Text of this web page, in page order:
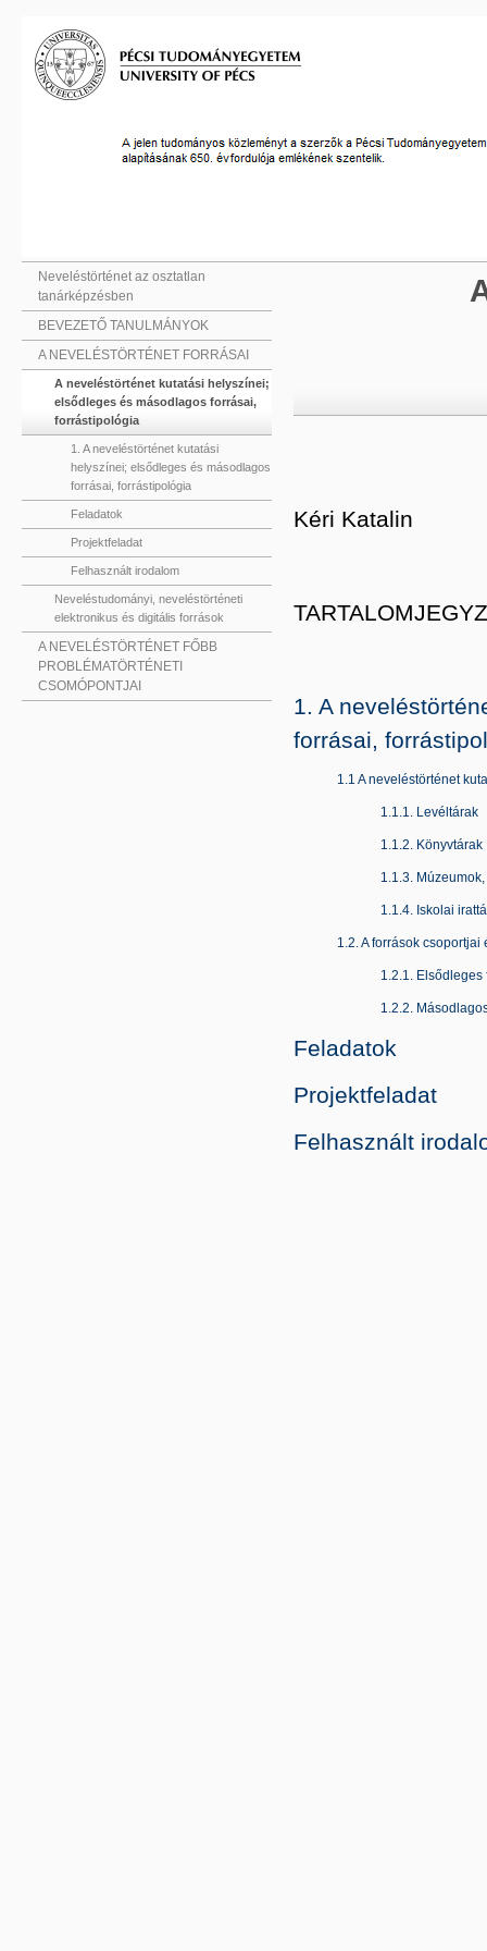
Neveléstörténet az osztatlan
tanárképzésben
BEVEZETŐ TANULMÁNYOK
A NEVELÉSTÖRTÉNET FORRÁSAI
A neveléstörténet kutatási helyszínei;
elsődleges és másodlagos forrásai,
forrástipológia
1. A neveléstörténet kutatási
helyszínei; elsődleges és másodlagos
forrásai, forrástipológia
Feladatok
Projektfeladat
Felhasznált irodalom
Neveléstudományi, neveléstörténeti
elektronikus és digitális források
A NEVELÉSTÖRTÉNET FŐBB
PROBLÉMATÖRTÉNETI
CSOMÓPONTJAI
Kéri Katalin
1. A
forrásai,
1.1 A neveléstörténet
1.1.1. Levéltárak
1.1.2. Könyvtárak
1.1.3.
1.1.4. Iskolai
1.2. A források csoportjai
1.2.1. Elsődleges
1.2.2.
Feladatok
Projektfeladat
Felhasznált